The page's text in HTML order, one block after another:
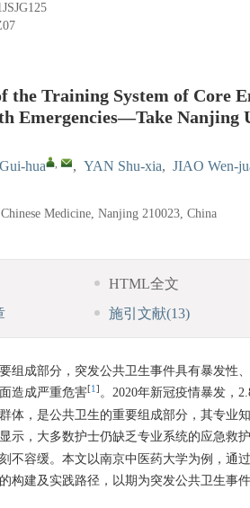
the Training System of Core
Emergencies—Take Nanjing
hua , , YAN Shu-xia, JIAO Wen-
Medicine, Nanjing 210023, China
HTML全文
施引文献(13)
组成部分，突发公共卫生事件具有暴发性
造成严重危害[1 ] 。2020年新冠疫情暴发，
体，是公共卫生的重要组成部分，其专业
示，大多数护士仍缺乏专业系统的应急救
不容缓。本文以南京中医药大学为例，通
构建及实践路径，以期为突发公共卫生事